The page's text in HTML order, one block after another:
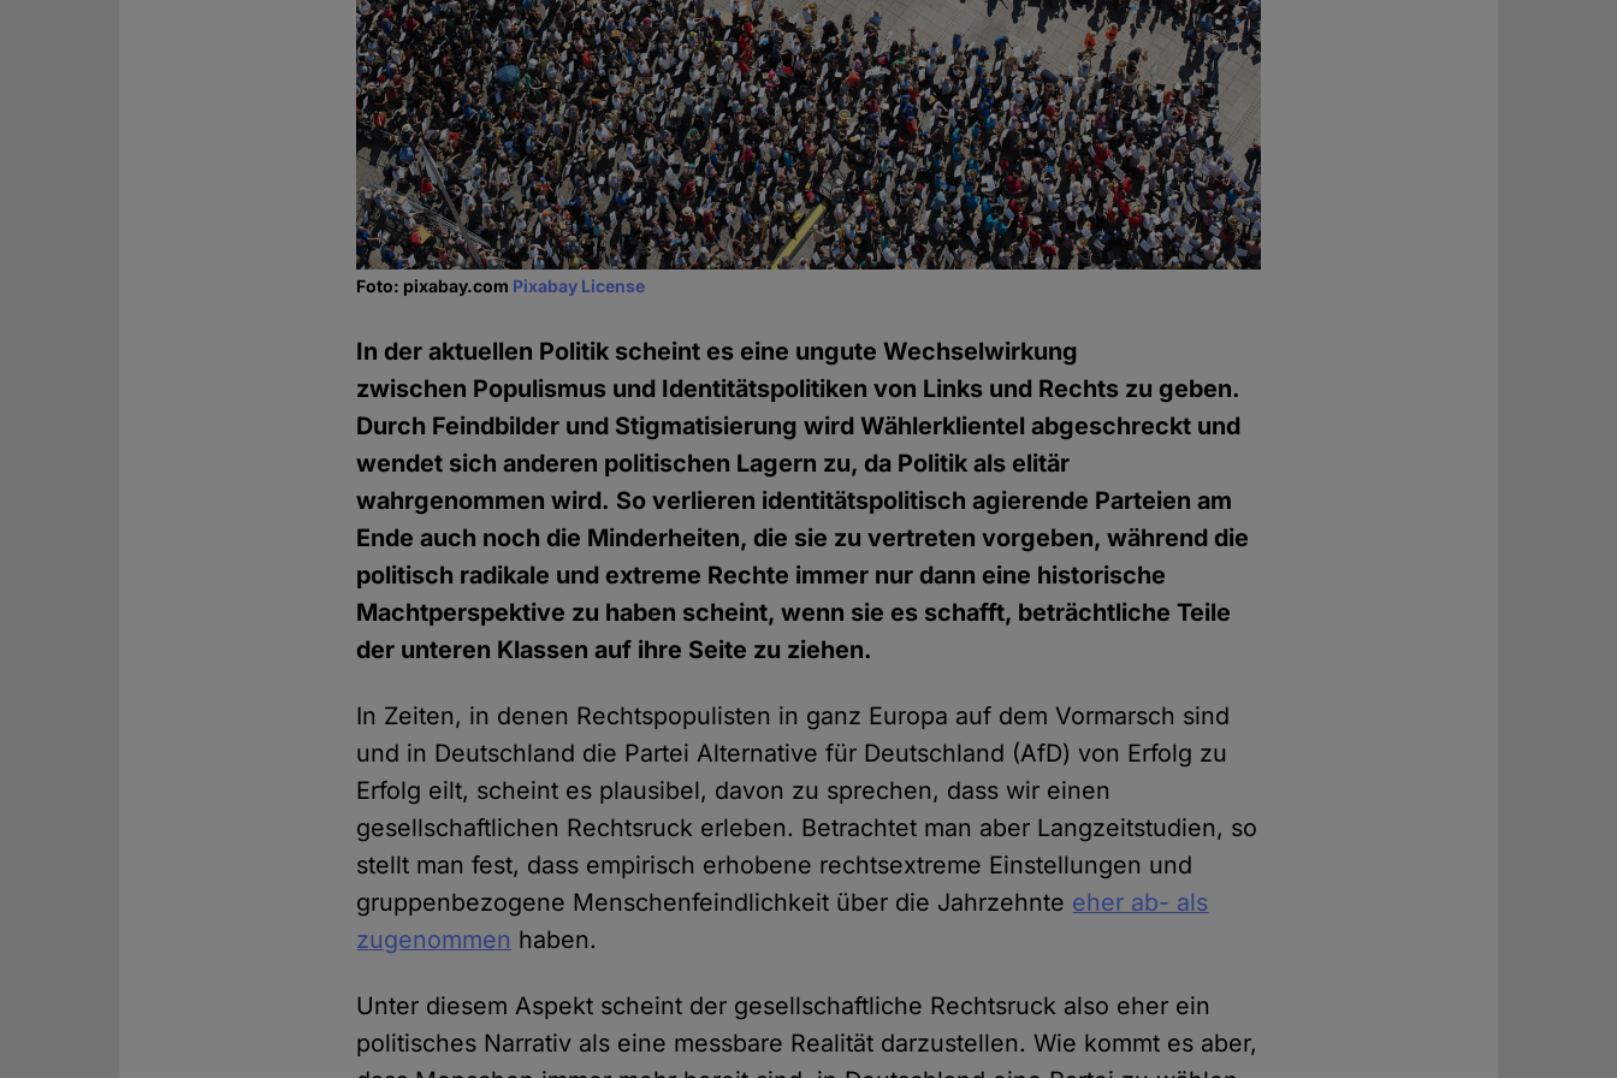
Foto: pixabay.com Pixabay License
In der aktuellen Politik scheint es eine ungute Wechselwirkung
zwischen Populismus und Identitätspolitiken von Links und Rechts zu geben.
Durch Feindbilder und Stigmatisierung wird Wählerklientel abgeschreckt und
wendet sich anderen politischen Lagern zu, da Politik als elitär
wahrgenommen wird. So verlieren identitätspolitisch agierende Parteien am
Ende auch noch die Minderheiten, die sie zu vertreten vorgeben, während die
politisch radikale und extreme Rechte immer nur dann eine historische
Machtperspektive zu haben scheint, wenn sie es schafft, beträchtliche Teile
der unteren Klassen auf ihre Seite zu ziehen.
In Zeiten, in denen Rechtspopulisten in ganz Europa auf dem Vormarsch sind
und in Deutschland die Partei Alternative für Deutschland (AfD) von Erfolg zu
Erfolg eilt, scheint es plausibel, davon zu sprechen, dass wir einen
gesellschaftlichen Rechtsruck erleben. Betrachtet man aber Langzeitstudien, so
stellt man fest, dass empirisch erhobene rechtsextreme Einstellungen und
gruppenbezogene Menschenfeindlichkeit über die Jahrzehnte eher ab- als
zugenommen haben.
Unter diesem Aspekt scheint der gesellschaftliche Rechtsruck also eher ein
politisches Narrativ als eine messbare Realität darzustellen. Wie kommt es aber,